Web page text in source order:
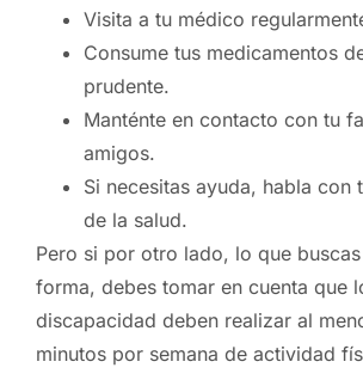
Visita a tu médico
Consume tus medicamentos
prudente.
Manténte en contacto con tu
amigos.
Si necesitas ayuda, habla con
de la salud.
Pero si por otro lado, lo que
forma, debes tomar en cuenta que
discapacidad deben realizar al
minutos por semana de actividad